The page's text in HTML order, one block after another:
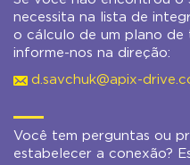
necessita na lista de
o cálculo de um plano de
informe-nos na direção:
d.savchuk@apix-
Você tem perguntas ou
estabelecer a conexão?